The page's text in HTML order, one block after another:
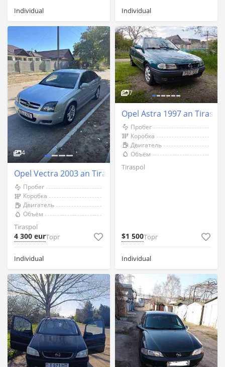
Individual Individual
4
Opel Vectra 2003 an Tiraspol
Пробег
Коробка
Двигатель
Объём
Tiraspol
4 300 eurТорг
Individual
7
Opel Astra 1997 an Tiraspol
Пробег
Коробка
Двигатель
Объём
Tiraspol
$1 500Торг
Individual